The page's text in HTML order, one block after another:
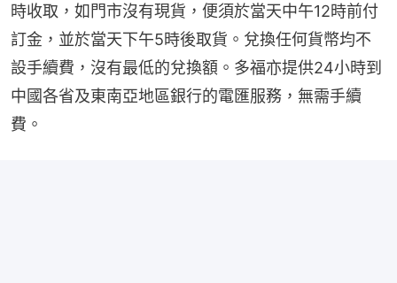
時收取，如門市沒有現貨，便須於當天中午12時前付
訂金，並於當天下午5時後取貨。兌換任何貨幣均不
設手續費，沒有最低的兌換額。多福亦提供24小時到
中國各省及東南亞地區銀行的電匯服務，無需手續
費。